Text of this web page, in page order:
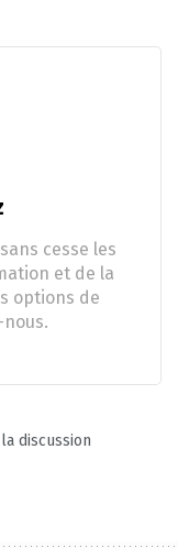
cesse les
et de la
options de
discussion